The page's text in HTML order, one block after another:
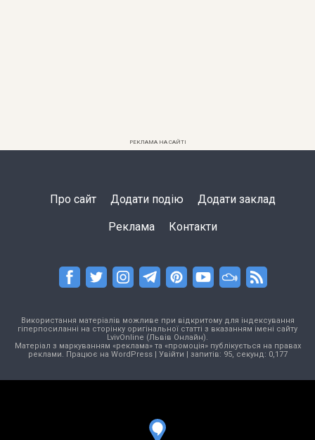
РЕКЛАМА НА САЙТІ
Про сайт Додати подію Додати заклад
Реклама Контакти
Використання матеріалів можливе при відкритому для індексування
гіперпосиланні на сторінку оригінальної статті з вказанням імені сайту
LvivOnline (Львів Онлайн).
Матеріал з маркуванням «реклама» та «промоція» публікується на правах
реклами. Працює на WordPress| Увійти | запитів: 95, секунд: 0,177